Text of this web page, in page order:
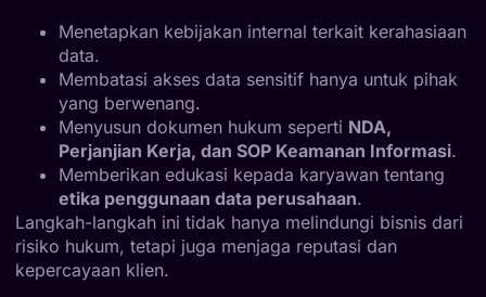
Menetapkan kebijakan internal terkait kerahasiaan
data.
Membatasi akses data sensitif hanya untuk pihak
yang berwenang.
Menyusun dokumen hukum seperti NDA,
Perjanjian Kerja, dan SOP Keamanan Informasi.
Memberikan edukasi kepada karyawan tentang
etika penggunaan data perusahaan.
Langkah-langkah ini tidak hanya melindungi bisnis dari
risiko hukum, tetapi juga menjaga reputasi dan
kepercayaan klien.